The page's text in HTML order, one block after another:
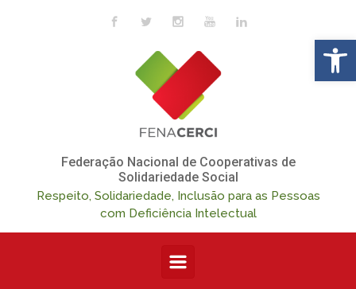
Skip to main content
Federação Nacional de Cooperativas de
Solidariedade Social
Respeito, Solidariedade, Inclusão para as Pessoas
com Deficiência Intelectual